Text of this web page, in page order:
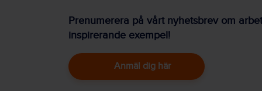
Prenumerera på vårt nyhetsbrev om
inspirerande exempel!
Anmäl dig här